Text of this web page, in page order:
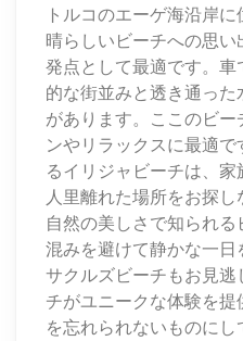
トルコのエーゲ海沿岸
晴らしいビーチへの思
発点として最適です。
的な街並みと透き通っ
があります。ここのビ
ンやリラックスに最適
るイリジャビーチは、
人里離れた場所をお探
自然の美しさで知られ
混みを避けて静かな一
サクルズビーチもお見
チがユニークな体験を
を忘れられないものにし